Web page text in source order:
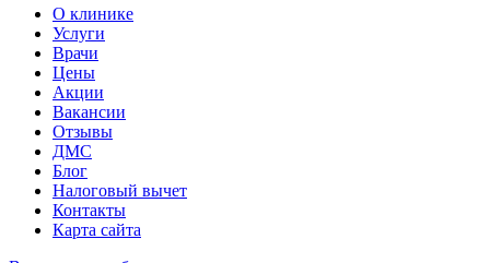
О клинике
Услуги
Врачи
Цены
Акции
Вакансии
Отзывы
ДМС
Блог
Налоговый вычет
Контакты
Карта сайта